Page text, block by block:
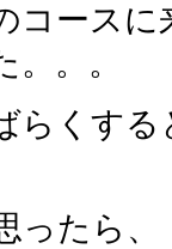
コース
。。
らくす
ったら